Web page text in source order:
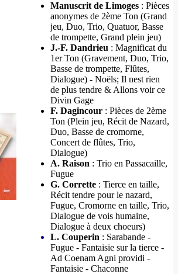
Manuscrit de Limoges : Pièces
anonymes de 2ème Ton (Grand
jeu, Duo, Trio, Quatuor, Basse
de trompette, Grand plein jeu)
J.-F. Dandrieu : Magnificat du
1er Ton (Gravement, Duo, Trio,
Basse de trompette, Flûtes,
Dialogue) - Noëls; Il nest rien
de plus tendre & Allons voir ce
Divin Gage
F. Dagincour : Pièces de 2ème
Ton (Plein jeu, Récit de Nazard,
Duo, Basse de cromorne,
Concert de flûtes, Trio,
Dialogue)
A. Raison : Trio en Passacaille,
Fugue
G. Corrette : Tierce en taille,
Récit tendre pour le nazard,
Fugue, Cromorne en taille, Trio,
Dialogue de vois humaine,
Dialogue à deux choeurs)
L. Couperin : Sarabande -
Fugue - Fantaisie sur la tierce -
Ad Coenam Agni providi -
Fantaisie - Chaconne